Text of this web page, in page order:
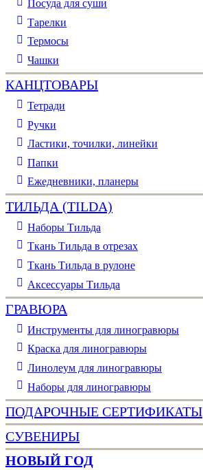
Посуда для суши
Тарелки
Термосы
Чашки
КАНЦТОВАРЫ
Тетради
Ручки
Ластики, точилки, линейки
Папки
Ежедневники, планеры
ТИЛЬДА (TILDA)
Наборы Тильда
Ткань Тильда в отрезах
Ткань Тильда в рулоне
Аксессуары Тильда
ГРАВЮРА
Инструменты для линогравюры
Краска для линогравюры
Линолеум для линогравюры
Наборы для линогравюры
ПОДАРОЧНЫЕ СЕРТИФИКАТЫ
СУВЕНИРЫ
НОВЫЙ ГОД